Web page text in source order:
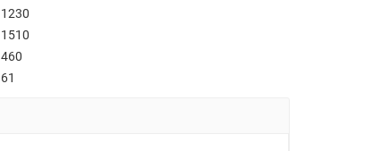
1230
1510
460
61